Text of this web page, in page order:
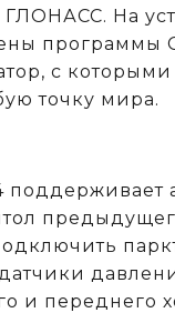
ГЛОНАСС. На
программы
с
точку мира.
поддерживает
и переднего